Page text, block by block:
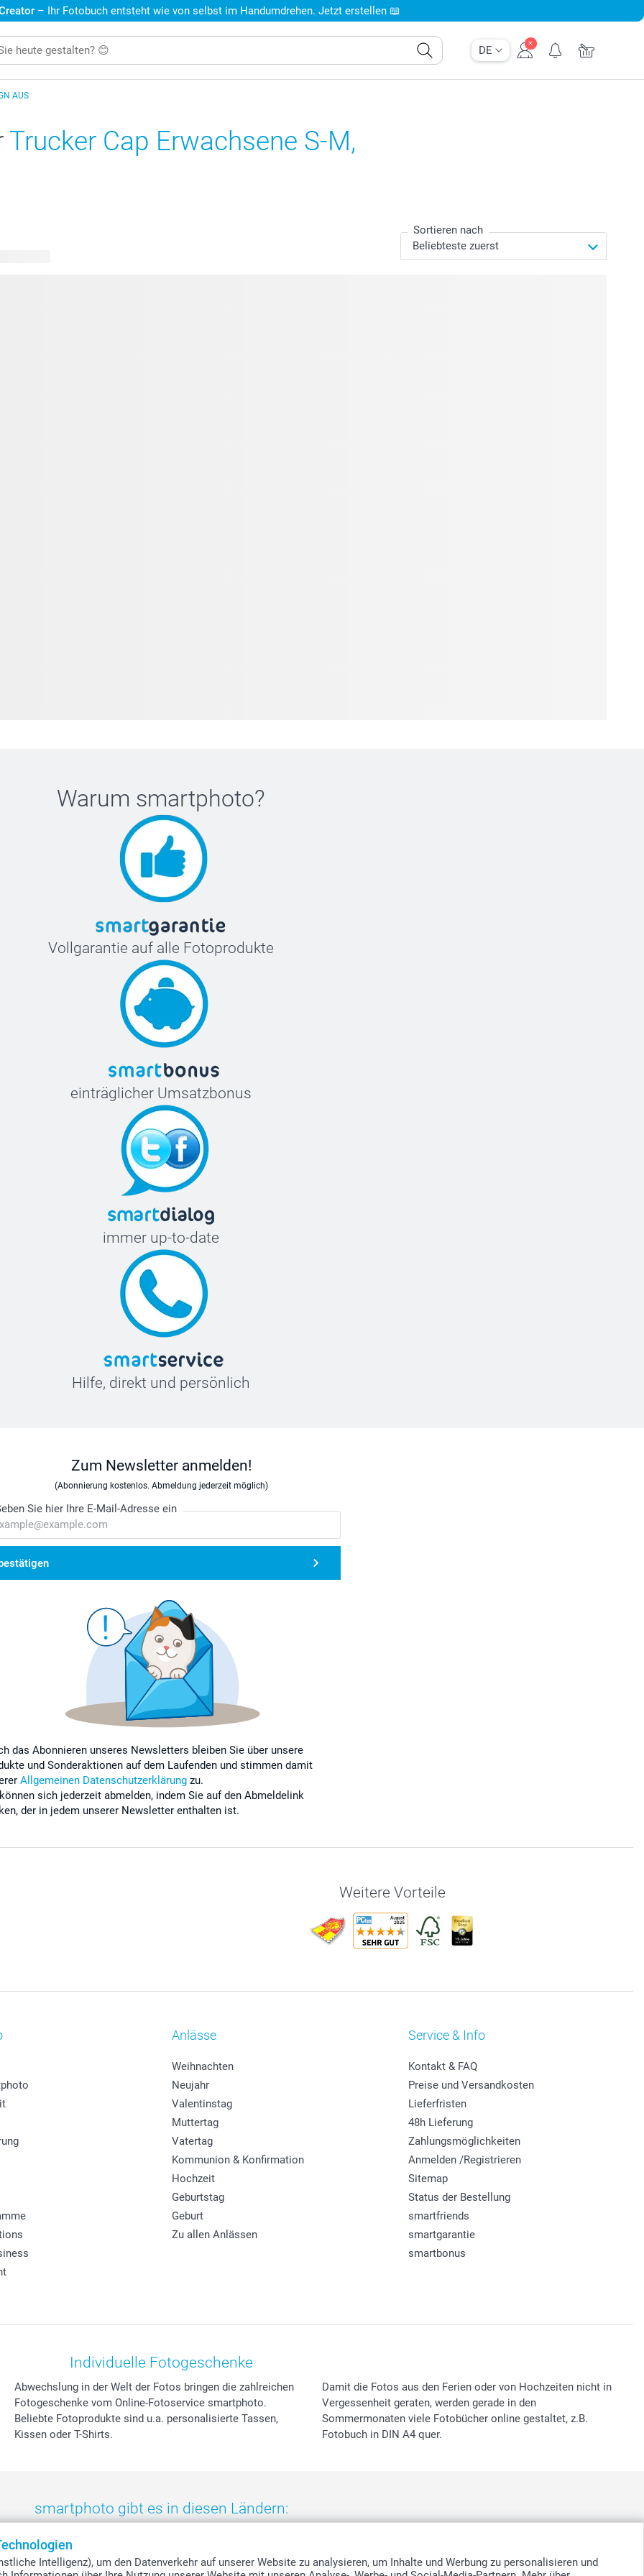
Intelligenz), um den Datenverkehr auf unserer Website zu analysieren, um Inhalte und Werbung zu personalisieren und
DE
– Ihr Fotobuch entsteht wie von selbst im Handumdrehen. Jetzt erstellen 📖
AUS
Trucker Cap Erwachsene S-M,
Sortieren nach
Warum smartphoto?
Vollgarantie auf alle Fotoprodukte
einträglicher Umsatzbonus
immer up-to-date
Hilfe, direkt und persönlich
Zum Newsletter anmelden!
(Abonnierung kostenlos. Abmeldung jederzeit möglich)
Sie hier Ihre E-Mail-Adresse ein
das Abonnieren unseres Newsletters bleiben Sie über unsere
und Sonderaktionen auf dem Laufenden und stimmen damit
Allgemeinen Datenschutzerklärung zu.
sich jederzeit abmelden, indem Sie auf den Abmeldelink
der in jedem unserer Newsletter enthalten ist.
Weitere Vorteile
Anlässe
Weihnachten
Neujahr
Valentinstag
Muttertag
Vatertag
Kommunion & Konfirmation
Hochzeit
Geburtstag
Geburt
Zu allen Anlässen
Service & Info
Kontakt & FAQ
Preise und Versandkosten
Lieferfristen
48h Lieferung
Zahlungsmöglichkeiten
Anmelden /Registrieren
Sitemap
Status der Bestellung
smartfriends
smartgarantie
smartbonus
Individuelle Fotogeschenke
Abwechslung in der Welt der Fotos bringen die zahlreichen
Fotogeschenke vom Online-Fotoservice smartphoto.
Beliebte Fotoprodukte sind u.a. personalisierte Tassen,
Kissen oder T-Shirts.
Damit die Fotos aus den Ferien oder von Hochzeiten nicht in
Vergessenheit geraten, werden gerade in den
Sommermonaten viele Fotobücher online gestaltet, z.B.
Fotobuch in DIN A4 quer.
smartphoto gibt es in diesen Ländern: